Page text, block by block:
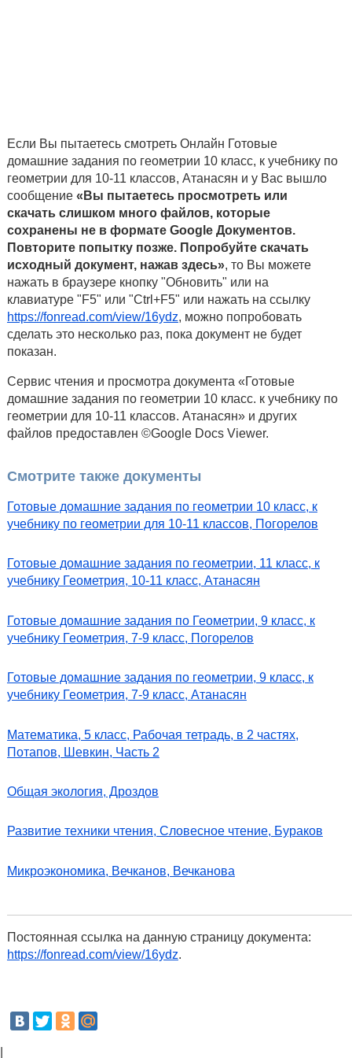
Если Вы пытаетесь смотреть Онлайн Готовые
домашние задания по геометрии 10 класс, к учебнику по
геометрии для 10-11 классов, Атанасян и у Вас вышло
сообщение «Вы пытаетесь просмотреть или
скачать слишком много файлов, которые
сохранены не в формате Google Документов.
Повторите попытку позже. Попробуйте скачать
исходный документ, нажав здесь», то Вы можете
нажать в браузере кнопку "Обновить" или на
клавиатуре "F5" или "Ctrl+F5" или нажать на ссылку
https://fonread.com/view/16ydz, можно попробовать
сделать это несколько раз, пока документ не будет
показан.
Сервис чтения и просмотра документа «Готовые
домашние задания по геометрии 10 класс. к учебнику по
геометрии для 10-11 классов. Атанасян» и других
файлов предоставлен ©Google Docs Viewer.
Смотрите также документы
Готовые домашние задания по геометрии 10 класс, к
учебнику по геометрии для 10-11 классов, Погорелов
Готовые домашние задания по геометрии, 11 класс, к
учебнику Геометрия, 10-11 класс, Атанасян
Готовые домашние задания по Геометрии, 9 класс, к
учебнику Геометрия, 7-9 класс, Погорелов
Готовые домашние задания по геометрии, 9 класс, к
учебнику Геометрия, 7-9 класс, Атанасян
Математика, 5 класс, Рабочая тетрадь, в 2 частях,
Потапов, Шевкин, Часть 2
Общая экология, Дроздов
Развитие техники чтения, Словесное чтение, Бураков
Микроэкономика, Вечканов, Вечканова
Постоянная ссылка на данную страницу документа:
https://fonread.com/view/16ydz.